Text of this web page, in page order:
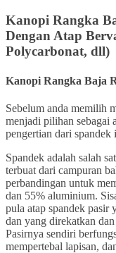
Kanopi Rangka
Dengan Atap
Polycarbonat, dll)
Kanopi Rangka Baja
Sebelum anda memilih
menjadi pilihan sebagai
pengertian dari spandek
Spandek adalah salah
terbuat dari campuran
perbandingan untuk
dan 55% aluminium.
pula atap spandek pasir
dan yang direkatkan
Pasirnya sendiri
mempertebal lapisan,